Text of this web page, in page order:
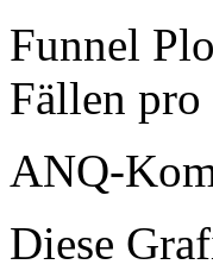
Funnel
Fällen
ANQ-
Diese